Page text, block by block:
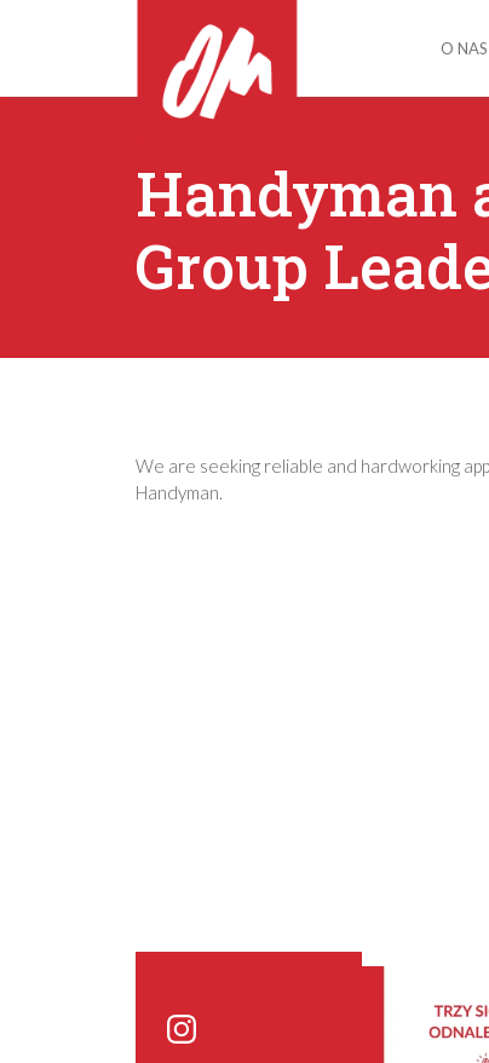
O NAS
Handyman
Group
We are seeking reliable and hardworking
Handyman.